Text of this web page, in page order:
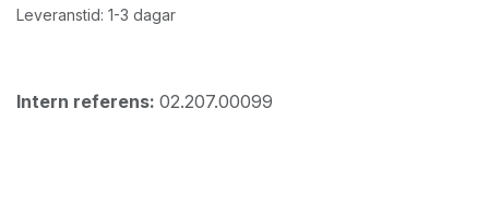
Leveranstid: 1-3 dagar
Intern referens: 02.207.00099